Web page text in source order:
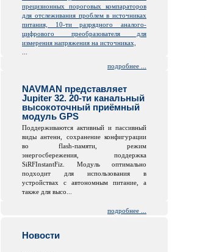
прецизионных пороговых компараторов
для отслеживания проблем в источниках
питания, 10-ти разрядного аналого-
цифрового преобразователя для
измерения напряжения на источниках,
подробнее ...
NAVMAN представляет
Jupiter 32. 20-ти канальный
высокоточный приёмный
модуль GPS
Поддерживаются активный и пассивный
виды антенн, сохранение конфигурации
во flash-памяти, режим
энергосбережения, поддержка
SiRFInstantFiz. Модуль оптимально
подходит для использования в
устройствах с автономным питание, а
также для высо...
подробнее ...
Новости